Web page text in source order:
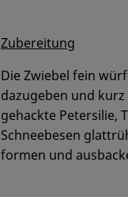
Zubereitung
Die Zwiebel fein
dazugeben und
gehackte Petersilie,
Schneebesen
formen und